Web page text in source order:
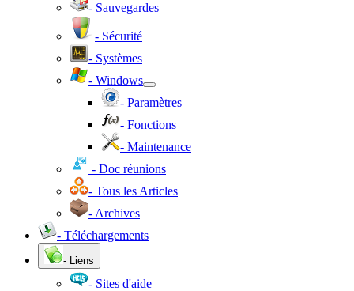
- Sauvegardes
- Sécurité
- Systèmes
- Windows
- Paramètres
- Fonctions
- Maintenance
- Doc réunions
- Tous les Articles
- Archives
- Téléchargements
- Liens
- Sites d'aide